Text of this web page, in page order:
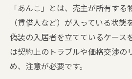
「あんこ」とは、売主が所有す
（賃借人など）が入っている状
偽装の入居者を立てているケース
は契約上のトラブルや価格交渉の
め、注意が必要です。